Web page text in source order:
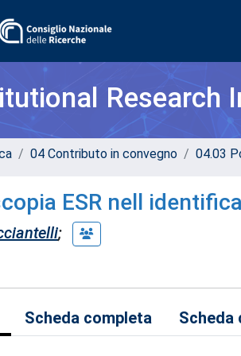
Research
04 Contributo in convegno 04.03
ESR nell
;
Scheda completa Scheda